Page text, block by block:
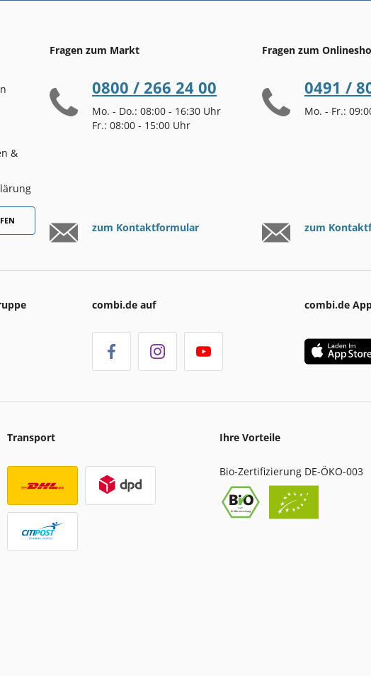
&
Fragen zum Markt
0800 / 266 24 00
Mo. - Do.: 08:00 - 16:30 Uhr
Fr.: 08:00 - 15:00 Uhr
zum Kontaktformular
Fragen zum
0491 /
Mo. - Fr.:
zum
combi.de auf combi.de
Transport Ihre Vorteile
Bio-Zertifizierung DE-ÖKO-003